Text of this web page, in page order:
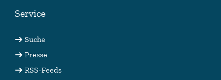
Service
Suche
Presse
RSS-Feeds